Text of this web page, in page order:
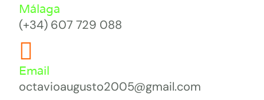
Málaga
(+34) 607 729 088
Email
octavioaugusto2005@gmail.com